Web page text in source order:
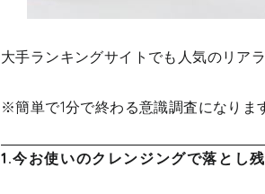
大手ランキングサイトでも人気のリア
※簡単で1分で終わる意識調査になりま
1.今お使いのクレンジングで落とし